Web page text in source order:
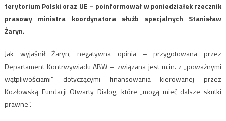
terytorium Polski oraz UE – poinformował w poniedziałek rzecznik
prasowy ministra koordynatora służb specjalnych Stanisław
Żaryn.
Jak wyjaśnił Żaryn, negatywna opinia – przygotowana przez
Departament Kontrwywiadu ABW – związana jest m.in. z „poważnymi
wątpliwościami” dotyczącymi finansowania kierowanej przez
Kozłowską Fundacji Otwarty Dialog, które „mogą mieć dalsze skutki
prawne”.